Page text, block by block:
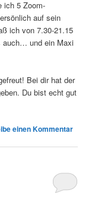
ich 5 Zoom-
auf sein
ich von 7.30-21.15
auch… und ein Maxi
Bei dir hat der
Du bist echt gut
einen Kommentar